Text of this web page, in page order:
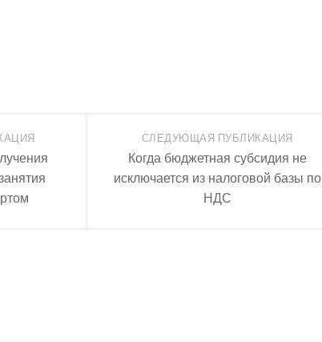
СЛЕДУЮЩАЯ ПУБЛИКАЦИЯ
Когда бюджетная субсидия не
исключается из налоговой базы по
НДС